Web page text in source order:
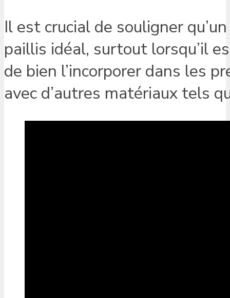
Il est crucial de souligner
paillis idéal, surtout lorsqu’il
de bien l’incorporer dans les
avec d’autres matériaux tels